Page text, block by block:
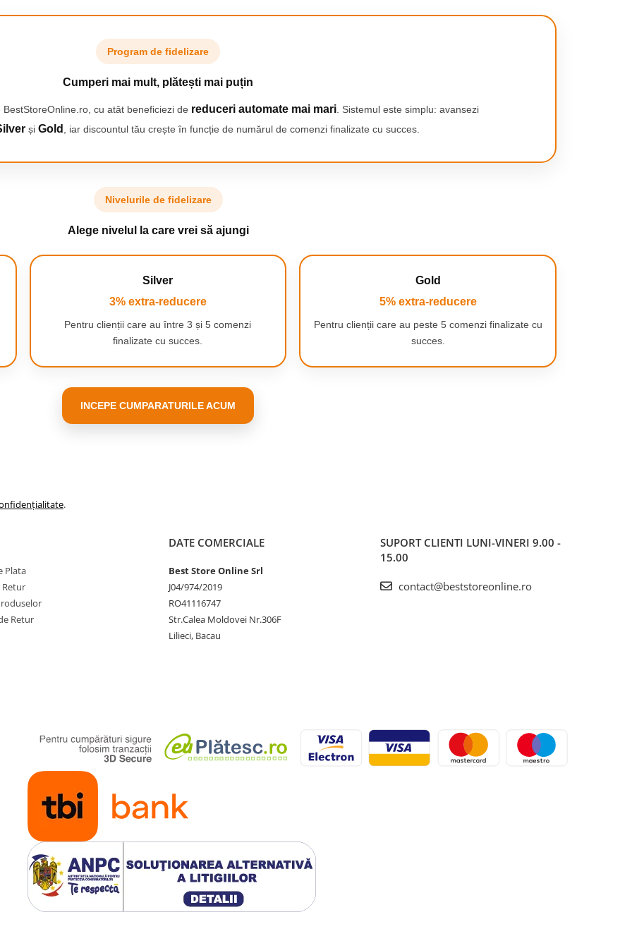
vedeți
pentru proiecte mai mici,
înaltă precizie.
pentru diferite standarde.
măsurarea
lizibil chiar și în condiții de
recente - reveniți cu
lucrul în condiții dificile
mobil care este gata să
Program de fidelizare
Cumperi mai mult, plătești mai puțin
cu atât beneficiezi de reduceri automate mai mari . Sistemul este simplu: avansezi
și Gold , iar discountul tău crește în funcție de numărul de comenzi finalizate cu succes.
Nivelurile de fidelizare
Alege nivelul la care vrei să ajungi
Silver
3% extra-reducere
Pentru clienții care au între 3 și 5 comenzi
finalizate cu succes.
Gold
5% extra-reducere
Pentru clienții care au peste 5 comenzi finalizate cu
succes.
INCEPE CUMPARATURILE ACUM
.
Plata
Retur
Retur
DATE COMERCIALE
Best Store Online Srl
J04/974/2019
RO41116747
Str.Calea Moldovei Nr.306F
Lilieci, Bacau
SUPORT CLIENTI LUNI-VINERI 9.00 -
15.00
contact@beststoreonline.ro